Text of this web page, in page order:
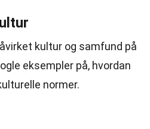
kultur og samfund på
eksempler på, hvordan
normer.